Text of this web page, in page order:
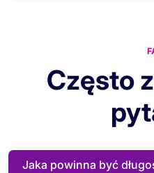
Często
Jaka powinna być